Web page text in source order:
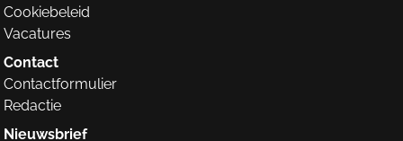
Cookiebeleid
Vacatures
Contact
Contactformulier
Redactie
Nieuwsbrief